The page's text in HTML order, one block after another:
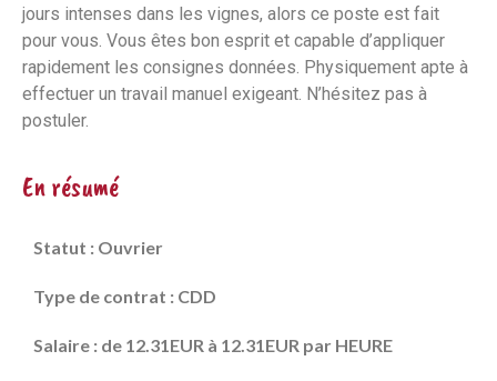
jours intenses dans les vignes, alors ce poste est fait
pour vous. Vous êtes bon esprit et capable d’appliquer
rapidement les consignes données. Physiquement apte à
effectuer un travail manuel exigeant. N’hésitez pas à
postuler.
En résumé
Statut : Ouvrier
Type de contrat : CDD
Salaire : de 12.31EUR à 12.31EUR par HEURE